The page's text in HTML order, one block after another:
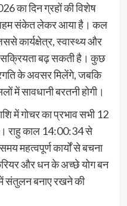
का दिन ग्रहों की विशेष
अहम संकेत लेकर आया है। कल
कार्यक्षेत्र, स्वास्थ्य और
सक्रियता बढ़ सकती है। कुछ
के अवसर मिलेंगे, जबकि
सावधानी बरतनी होगी।
में गोचर का प्रभाव सभी 12
राहु काल 14:00:34 से
महत्वपूर्ण कार्यों से बचना
और धन के अच्छे योग बन
में संतुलन बनाए रखने की